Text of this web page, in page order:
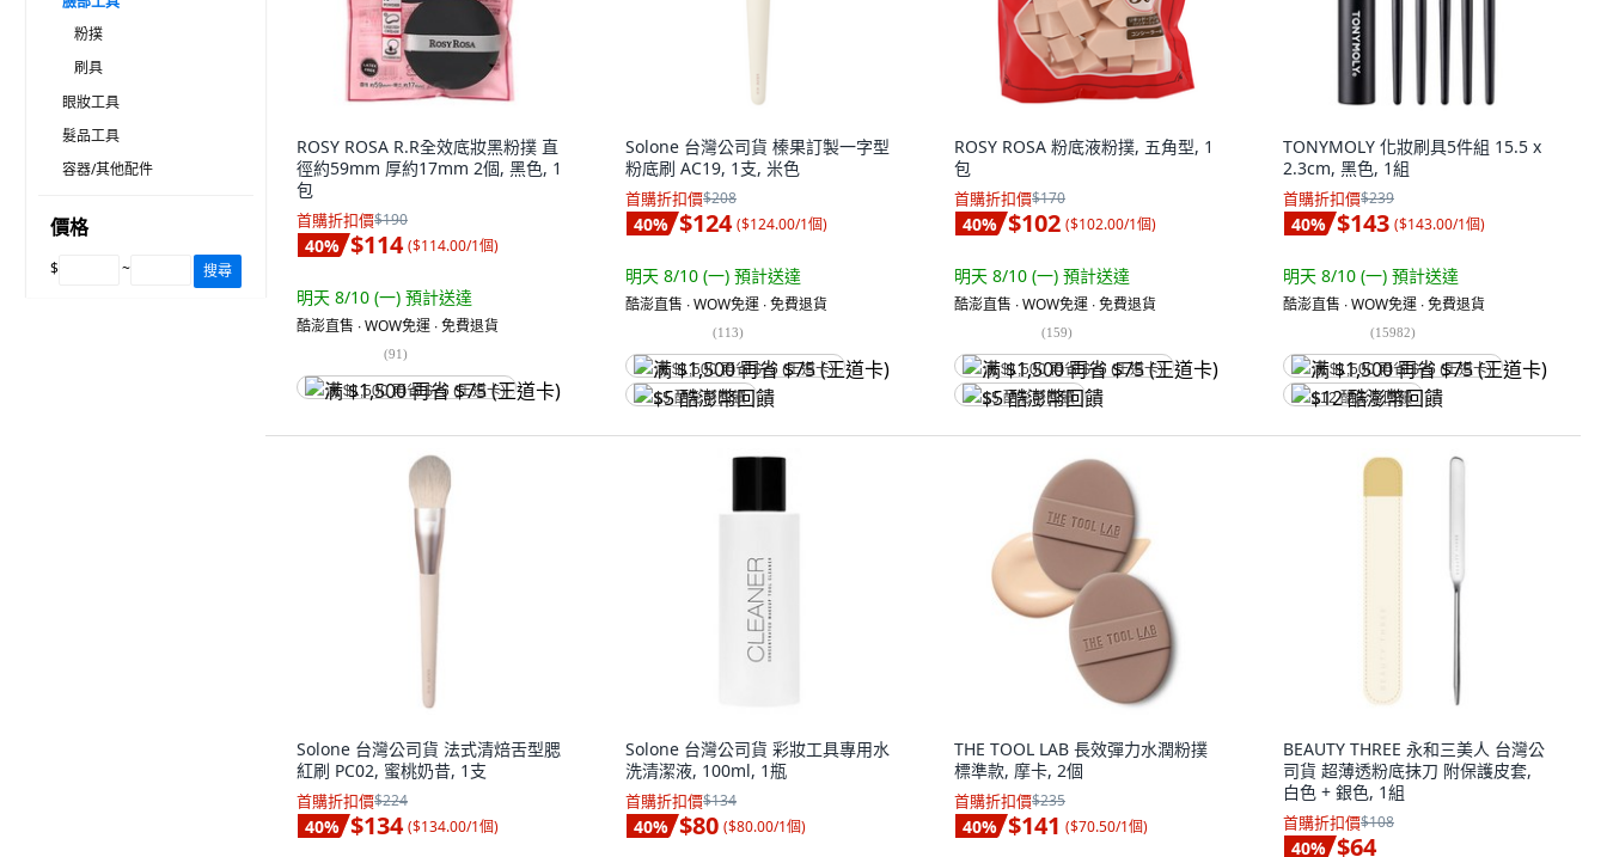
粉撲
刷具
眼妝工具
髮品工具
容器/其他配件
價格
$ ~ 搜尋
ROSY ROSA R.R全效底妝黑粉撲 直
徑約59mm 厚約17mm 2個, 黑色, 1
包
首購折扣價$190
40% $114 ($114.00/1個)
明天 8/10 (一) 預計送達
酷澎直售 ∙ WOW免運 ∙ 免費退貨
(91)
满 $1,500 再省 $75 (王道卡)
Solone 台灣公司貨 榛果訂製一字型
粉底刷 AC19, 1支, 米色
首購折扣價$208
40% $124 ($124.00/1個)
明天 8/10 (一) 預計送達
酷澎直售 ∙ WOW免運 ∙ 免費退貨
(113)
满 $1,500 再省 $75 (王道卡)
$5 酷澎幣回饋
ROSY ROSA 粉底液粉撲, 五角型, 1
包
首購折扣價$170
40% $102 ($102.00/1個)
明天 8/10 (一) 預計送達
酷澎直售 ∙ WOW免運 ∙ 免費退貨
(159)
满 $1,500 再省 $75 (王道卡)
$5 酷澎幣回饋
TONYMOLY 化妝刷具5件組 15.5 x
2.3cm, 黑色, 1組
首購折扣價$239
40% $143 ($143.00/1個)
明天 8/10 (一) 預計送達
酷澎直售 ∙ WOW免運 ∙ 免費退貨
(15982)
满 $1,500 再省 $75 (王道卡)
$12 酷澎幣回饋
Solone 台灣公司貨 法式清焙舌型腮
紅刷 PC02, 蜜桃奶昔, 1支
首購折扣價$224
40% $134 ($134.00/1個)
Solone 台灣公司貨 彩妝工具專用水
洗清潔液, 100ml, 1瓶
首購折扣價$134
40% $80 ($80.00/1個)
THE TOOL LAB 長效彈力水潤粉撲
標準款, 摩卡, 2個
首購折扣價$235
40% $141 ($70.50/1個)
BEAUTY THREE 永和三美人 台灣公
司貨 超薄透粉底抹刀 附保護皮套,
白色 + 銀色, 1組
首購折扣價$108
40% $64